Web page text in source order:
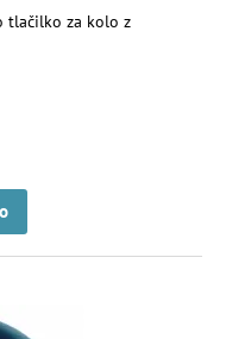
tlačilko za kolo z